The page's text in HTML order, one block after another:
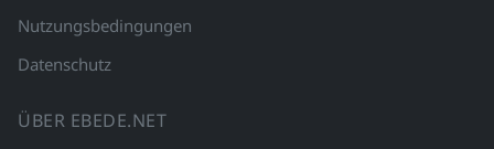
Nutzungsbedingungen
Datenschutz
ÜBER EBEDE.NET